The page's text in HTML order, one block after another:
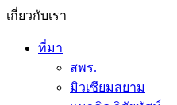
มิวเซียมสยาม
แนวคิด วิสัยทัศน์